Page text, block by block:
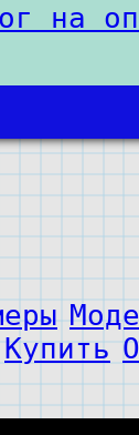
на
Купить